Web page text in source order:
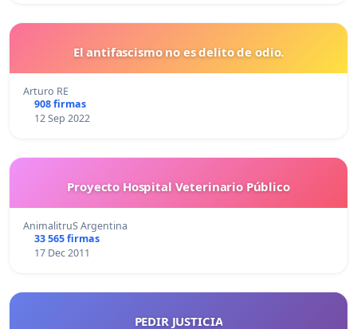
El antifascismo no es delito de odio.
Arturo RE
908 firmas
12 Sep 2022
Proyecto Hospital Veterinario Público
AnimalitruS Argentina
33 565 firmas
17 Dec 2011
PEDIR JUSTICIA